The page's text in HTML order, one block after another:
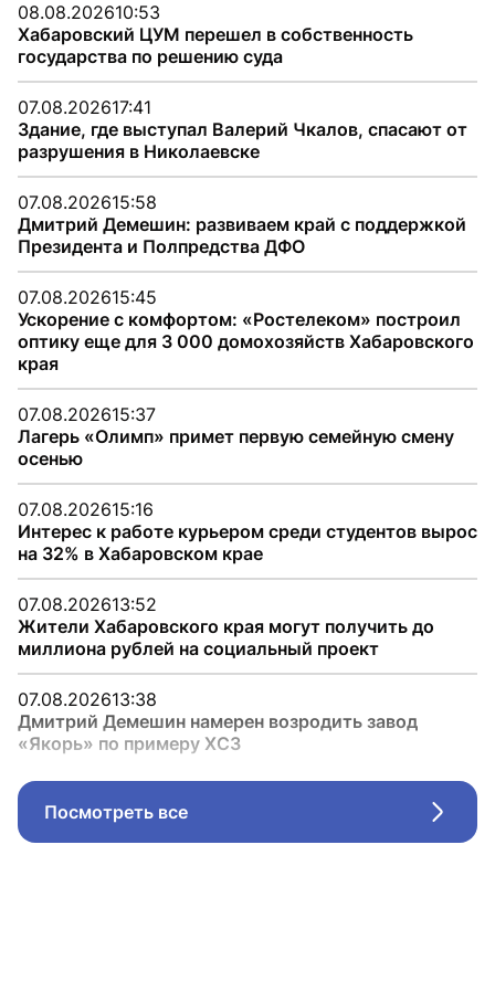
08.08.202610:53
Хабаровский ЦУМ перешел в собственность
государства по решению суда
07.08.202617:41
Здание, где выступал Валерий Чкалов, спасают от
разрушения в Николаевске
07.08.202615:58
Дмитрий Демешин: развиваем край с поддержкой
Президента и Полпредства ДФО
07.08.202615:45
Ускорение с комфортом: «Ростелеком» построил
оптику еще для 3 000 домохозяйств Хабаровского
края
07.08.202615:37
Лагерь «Олимп» примет первую семейную смену
осенью
07.08.202615:16
Интерес к работе курьером среди студентов вырос
на 32% в Хабаровском крае
07.08.202613:52
Жители Хабаровского края могут получить до
миллиона рублей на социальный проект
07.08.202613:38
Дмитрий Демешин намерен возродить завод
«Якорь» по примеру ХСЗ
Посмотреть все